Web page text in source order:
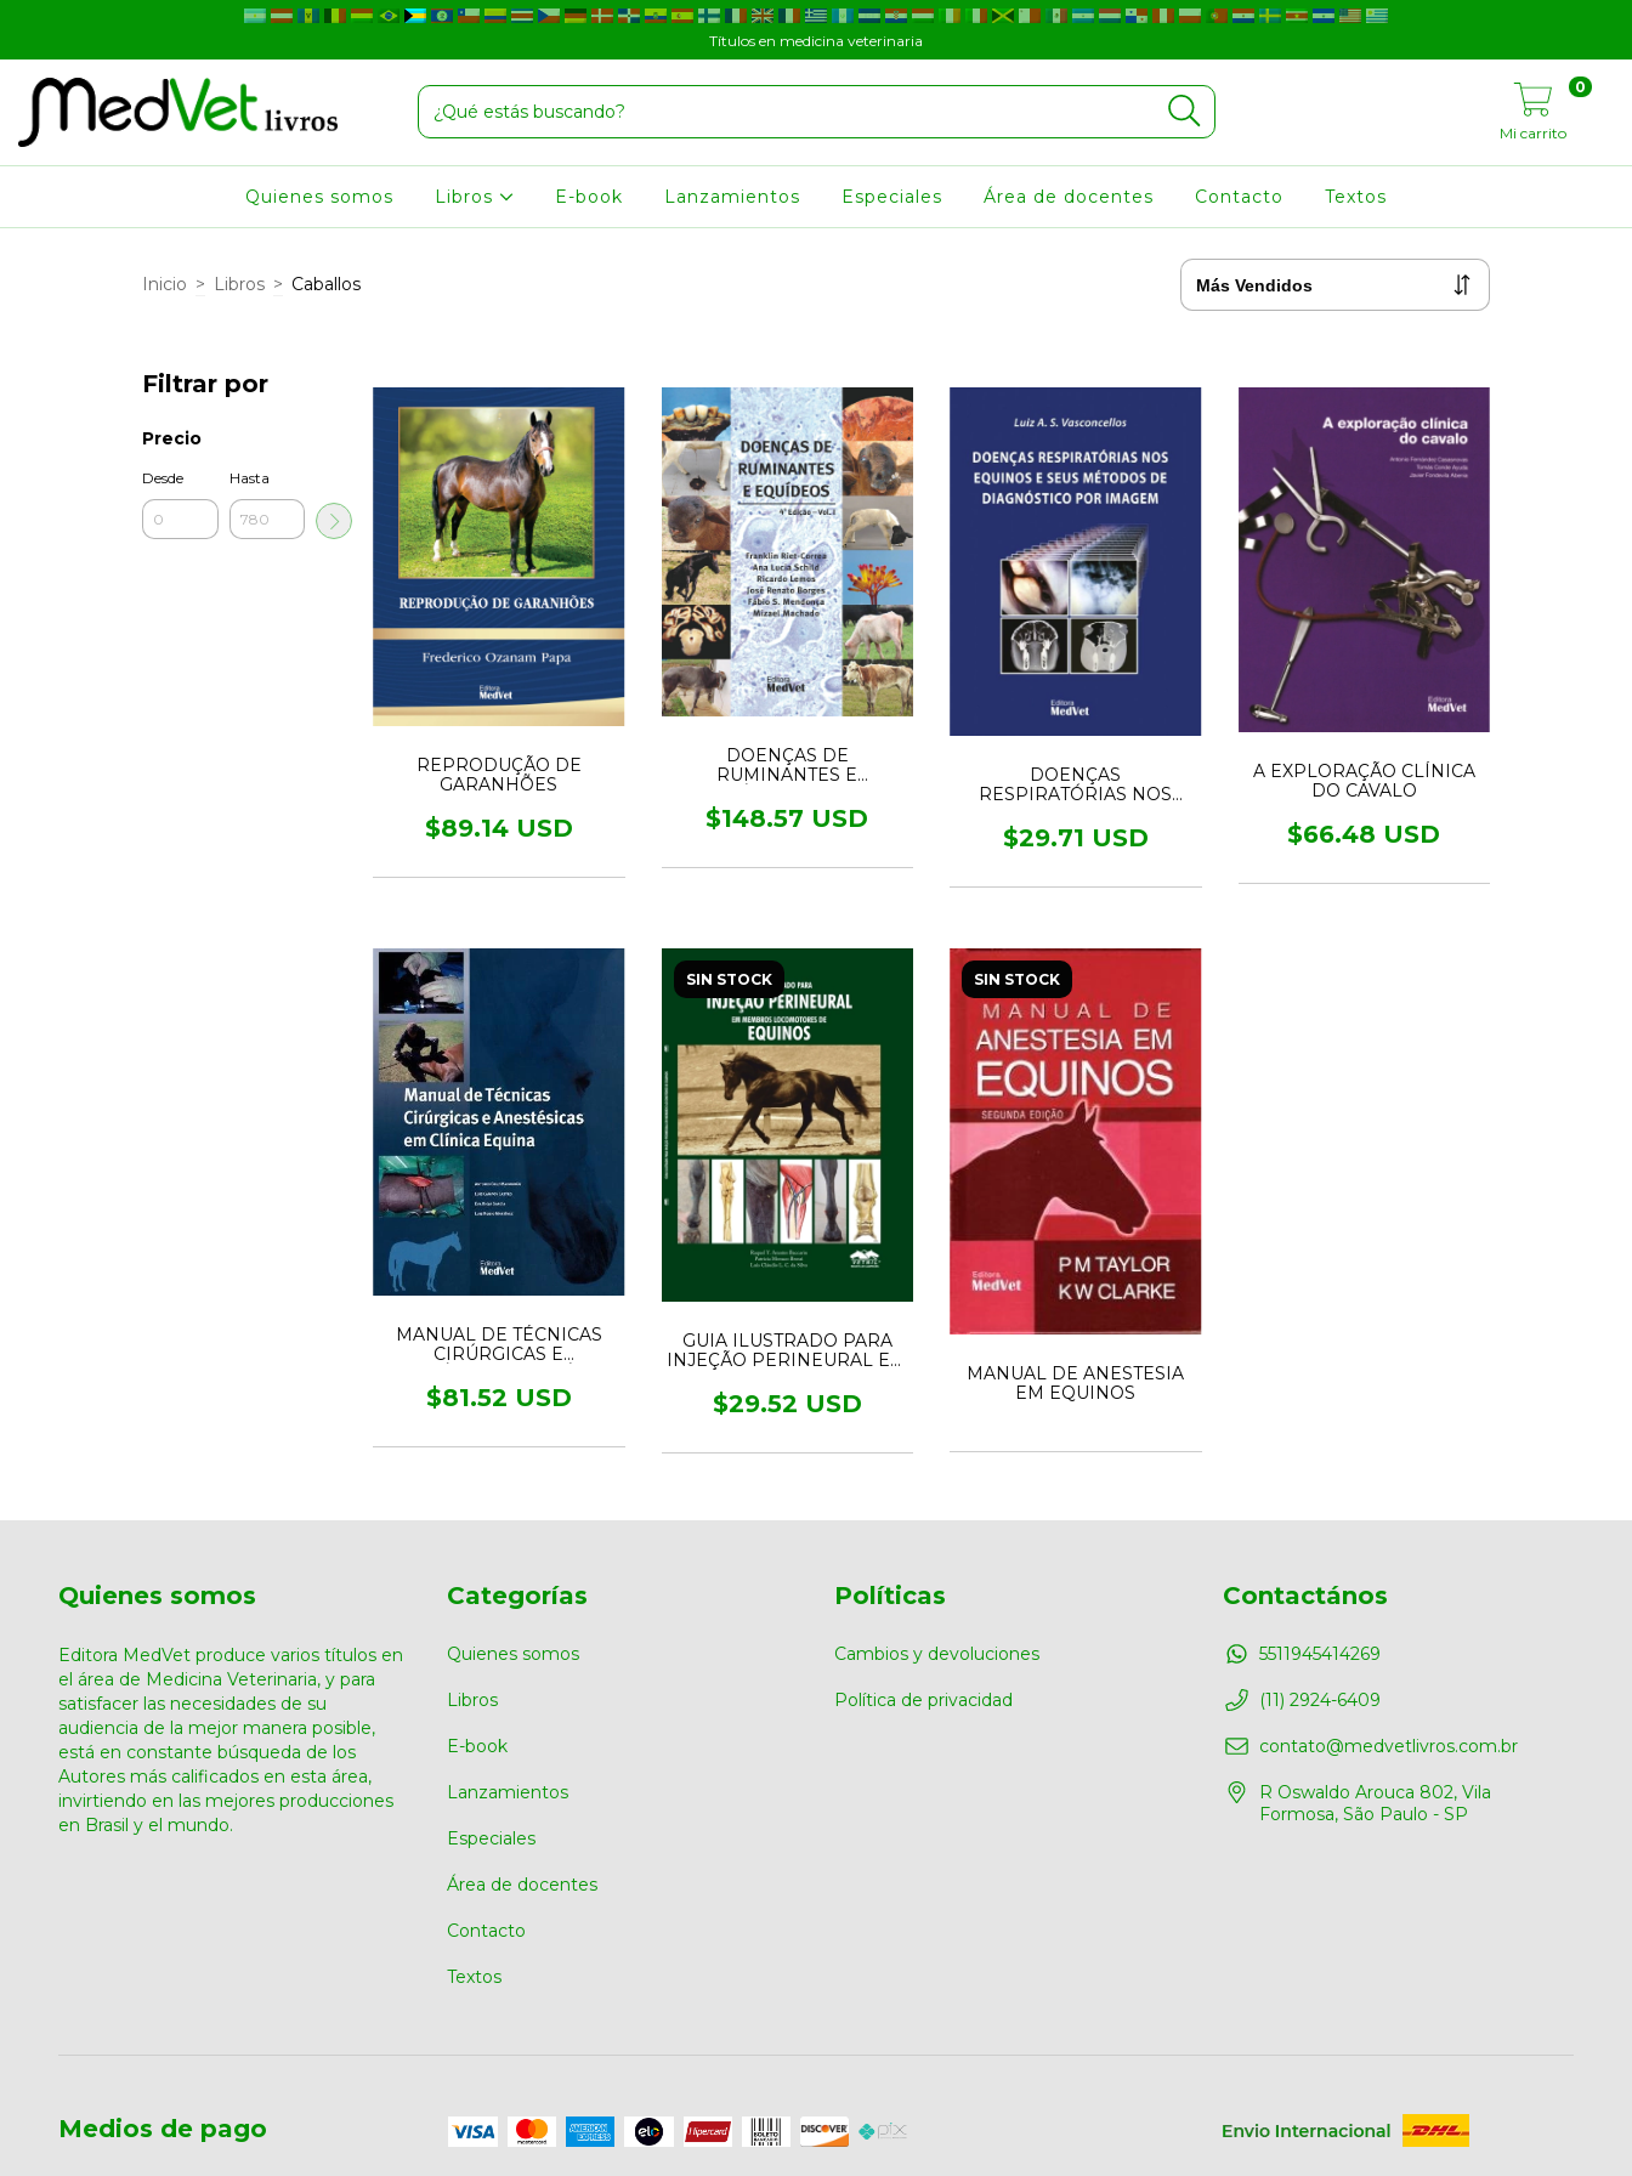
Títulos en medicina veterinaria
Mi carrito
0
Quienes somos Libros E-book Lanzamientos Especiales Área de docentes Contacto Textos
Inicio > Libros > Caballos
Filtrar por
Precio
Desde Hasta
REPRODUÇÃO DE
GARANHÕES
$89.14 USD
DOENÇAS DE
RUMINANTES E
$148.57 USD
DOENÇAS
RESPIRATÓRIAS NOS
MÉTODOS DE
DIAGNÓSTICO POR
$29.71 USD
A EXPLORAÇÃO CLÍNICA
DO CAVALO
$66.48 USD
MANUAL DE TÉCNICAS
CIRÚRGICAS E
EQUINA
$81.52 USD
SIN STOCK
GUIA ILUSTRADO PARA
INJEÇÃO PERINEURAL EM
LOCOMOTORES DE
EQUINOS
$29.52 USD
SIN STOCK
MANUAL DE ANESTESIA
EM EQUINOS
Quienes somos
Editora MedVet produce varios títulos en
el área de Medicina Veterinaria, y para
satisfacer las necesidades de su
audiencia de la mejor manera posible,
está en constante búsqueda de los
Autores más calificados en esta área,
invirtiendo en las mejores producciones
en Brasil y el mundo.
Categorías
Quienes somos
Libros
E-book
Lanzamientos
Especiales
Área de docentes
Contacto
Textos
Políticas
Cambios y devoluciones
Política de privacidad
Contactános
5511945414269
(11) 2924-6409
contato@medvetlivros.com.br
R Oswaldo Arouca 802, Vila
Formosa, São Paulo - SP
Medios de pago